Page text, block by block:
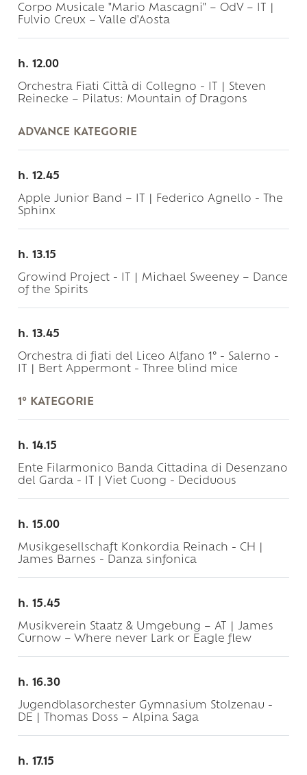
Corpo Musicale "Mario Mascagni" – OdV – IT |
Fulvio Creux – Valle d'Aosta
h. 12.00
Orchestra Fiati Città di Collegno - IT | Steven
Reinecke – Pilatus: Mountain of Dragons
ADVANCE KATEGORIE
h. 12.45
Apple Junior Band – IT | Federico Agnello - The
Sphinx
h. 13.15
Growind Project - IT | Michael Sweeney – Dance
of the Spirits
h. 13.45
Orchestra di fiati del Liceo Alfano 1° - Salerno -
IT | Bert Appermont - Three blind mice
1° KATEGORIE
h. 14.15
Ente Filarmonico Banda Cittadina di Desenzano
del Garda - IT | Viet Cuong - Deciduous
h. 15.00
Musikgesellschaft Konkordia Reinach - CH |
James Barnes - Danza sinfonica
h. 15.45
Musikverein Staatz & Umgebung – AT | James
Curnow – Where never Lark or Eagle flew
h. 16.30
Jugendblasorchester Gymnasium Stolzenau -
DE | Thomas Doss – Alpina Saga
h. 17.15